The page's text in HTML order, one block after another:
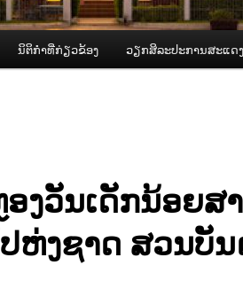
ນິຕິກຳທີ່ກ່ຽວຂ້ອງ ວຽກສິລະປະການສະແດງ
ງວັນເດັກນ້ອຍສ
ຫ່ງຊາດ ສວນບັນ